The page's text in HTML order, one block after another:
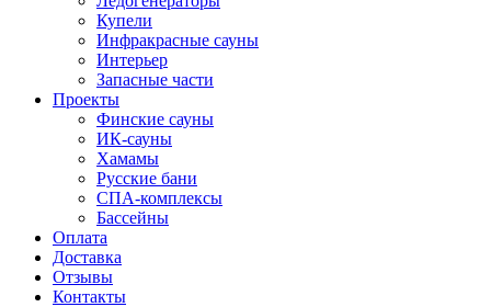
Купели
Инфракрасные сауны
Интерьер
Запасные части
Проекты
Финские сауны
ИК-сауны
Хамамы
Русские бани
СПА-комплексы
Бассейны
Оплата
Доставка
Отзывы
Контакты